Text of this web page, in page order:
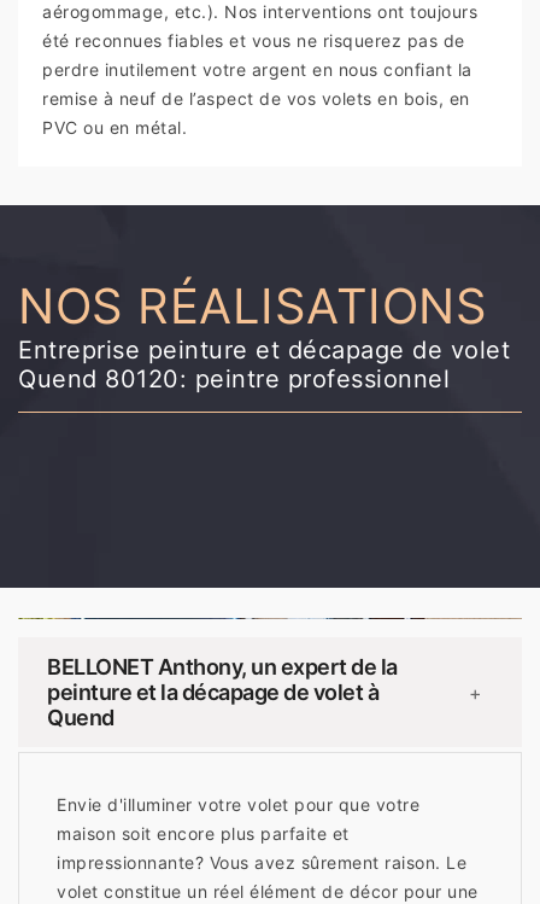
aérogommage, etc.). Nos interventions ont toujours
été reconnues fiables et vous ne risquerez pas de
perdre inutilement votre argent en nous confiant la
remise à neuf de l’aspect de vos volets en bois, en
PVC ou en métal.
NOS RÉALISATIONS
Entreprise peinture et décapage de volet
Quend 80120: peintre professionnel
BELLONET Anthony, un expert de la
peinture et la décapage de volet à
Quend
+
Envie d'illuminer votre volet pour que votre
maison soit encore plus parfaite et
impressionnante? Vous avez sûrement raison. Le
volet constitue un réel élément de décor pour une